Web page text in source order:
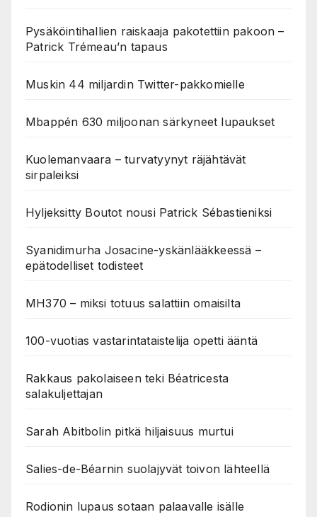
Pysäköintihallien raiskaaja pakotettiin pakoon –
Patrick Trémeau’n tapaus
Muskin 44 miljardin Twitter-pakkomielle
Mbappén 630 miljoonan särkyneet lupaukset
Kuolemanvaara – turvatyynyt räjähtävät
sirpaleiksi
Hyljeksitty Boutot nousi Patrick Sébastieniksi
Syanidimurha Josacine-yskänlääkkeessä –
epätodelliset todisteet
MH370 – miksi totuus salattiin omaisilta
100-vuotias vastarintataistelija opetti ääntä
Rakkaus pakolaiseen teki Béatricesta
salakuljettajan
Sarah Abitbolin pitkä hiljaisuus murtui
Salies-de-Béarnin suolajyvät toivon lähteellä
Rodionin lupaus sotaan palaavalle isälle